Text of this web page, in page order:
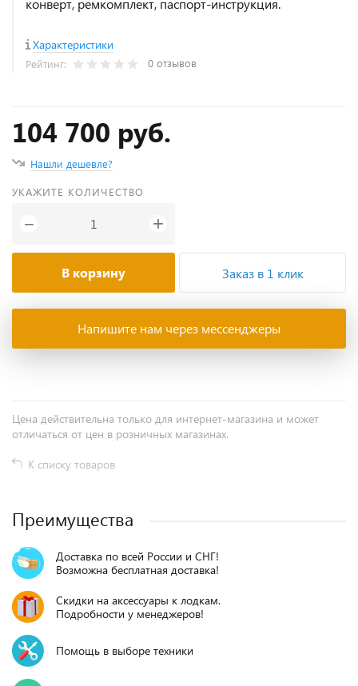
конверт, ремкомплект, паспорт-инструкция.
Характеристики
Рейтинг: 0 отзывов
104 700 руб.
Нашли дешевле?
УКАЖИТЕ КОЛИЧЕСТВО
− +
В корзину Заказ в 1 клик
Напишите нам через мессенджеры
Цена действительна только для интернет-магазина и может
отличаться от цен в розничных магазинах.
К списку товаров
Преимущества
Доставка по всей России и СНГ!
Возможна бесплатная доставка!
Скидки на аксессуары к лодкам.
Подробности у менеджеров!
Помощь в выборе техники